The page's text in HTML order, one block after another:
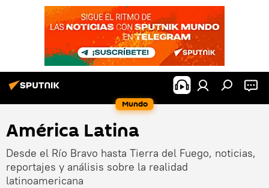
Mundo
América Latina
Desde el Río Bravo hasta Tierra del Fuego, noticias,
reportajes y análisis sobre la realidad
latinoamericana